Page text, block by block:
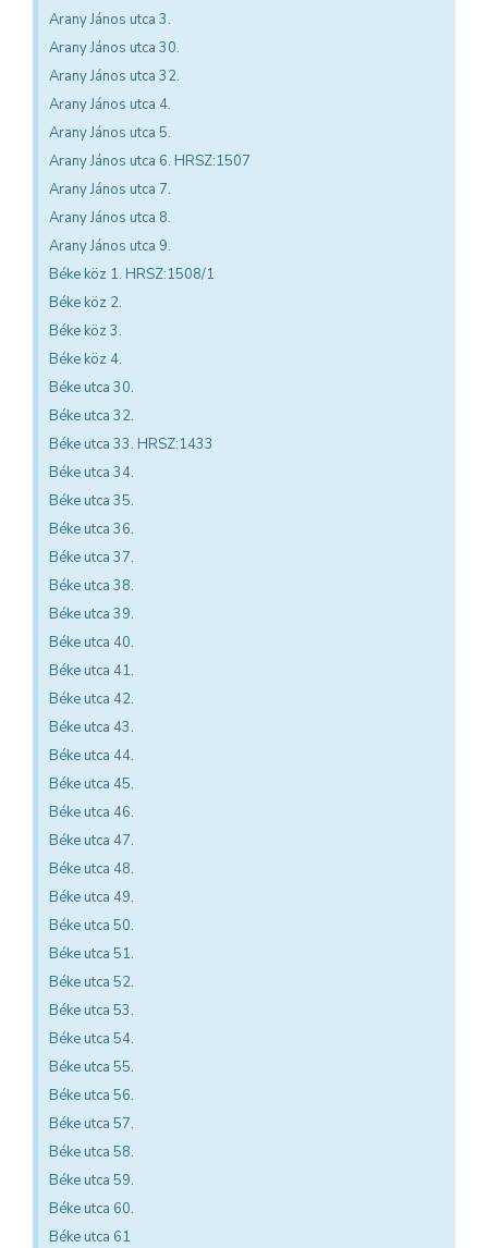
Arany János utca 3.
Arany János utca 30.
Arany János utca 32.
Arany János utca 4.
Arany János utca 5.
Arany János utca 6. HRSZ:1507
Arany János utca 7.
Arany János utca 8.
Arany János utca 9.
Béke köz 1. HRSZ:1508/1
Béke köz 2.
Béke köz 3.
Béke köz 4.
Béke utca 30.
Béke utca 32.
Béke utca 33. HRSZ:1433
Béke utca 34.
Béke utca 35.
Béke utca 36.
Béke utca 37.
Béke utca 38.
Béke utca 39.
Béke utca 40.
Béke utca 41.
Béke utca 42.
Béke utca 43.
Béke utca 44.
Béke utca 45.
Béke utca 46.
Béke utca 47.
Béke utca 48.
Béke utca 49.
Béke utca 50.
Béke utca 51.
Béke utca 52.
Béke utca 53.
Béke utca 54.
Béke utca 55.
Béke utca 56.
Béke utca 57.
Béke utca 58.
Béke utca 59.
Béke utca 60.
Béke utca 61